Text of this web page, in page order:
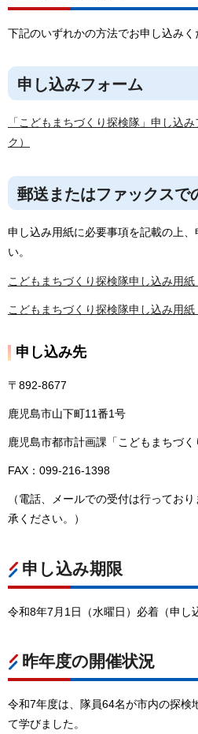
下記のいずれかの方法でお申し込みく
申し込みフォーム
「こどもまちづくり探検隊」申し込
ク）
郵送またはファックスで
申し込み用紙に必要事項を記載の上
い。
こどもまちづくり探検隊申し込み用紙
こどもまちづくり探検隊申し込み用紙
申し込み先
〒892-8677
鹿児島市山下町11番1号
鹿児島市都市計画課「こどもまちづ
FAX：099-216-1398
（電話、メールでの受付は行ってお
承ください。）
申し込み期限
令和8年7月1日（水曜日）必着（申し
昨年度の開催状況
令和7年度は、隊員64名が市内の探検
て学びました。